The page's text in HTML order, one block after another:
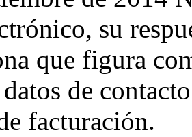
su
que figura
de
facturación.